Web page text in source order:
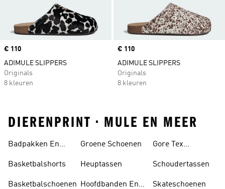
Price
€ 110
ADIMULE SLIPPERS
Originals
8 kleuren
Price
€ 110
ADIMULE SLIPPERS
Originals
8 kleuren
DIERENPRINT • MULE EN MEER
Badpakken En
Basketbalshorts
Basketbalschoenen
Groene Schoenen
Heuptassen
Hoofdbanden En
Gore Tex
Schoudertassen
Skateschoenen